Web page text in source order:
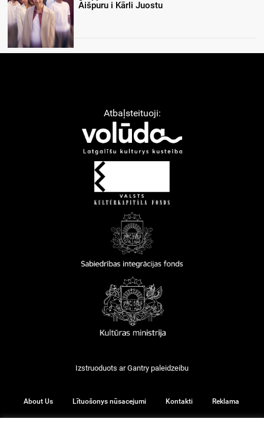
Aišpuru i Kārli Juostu
Atbaļsteituoji:
Izstruoduots arGantry paleidzeibu
About Us Lītuošonys nūsacejumi Kontakti Reklama